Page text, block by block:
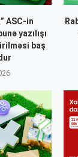
ASC-in
yazılışı
baş